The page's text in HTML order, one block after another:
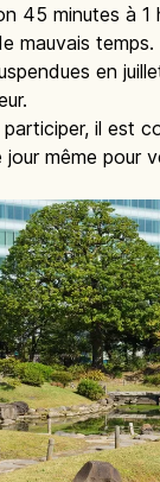
45 minutes à
mauvais temps.
en
il est
même pour